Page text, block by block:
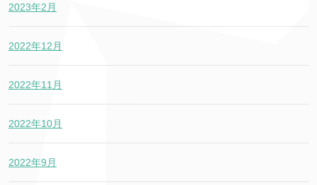
2023年2月
2022年12月
2022年11月
2022年10月
2022年9月